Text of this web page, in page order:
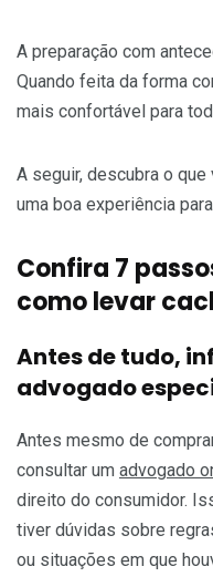
A preparação com
Quando feita da forma
mais confortável para
A seguir, descubra o
uma boa experiência
Confira 7
como levar
Antes de tudo,
advogado
Antes mesmo de
consultar um advogado
direito do consumidor.
tiver dúvidas sobre
ou situações em que